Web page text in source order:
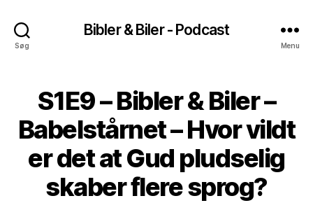
Søg
Bibler & Biler - Podcast
Menu
S1E9 – Bibler & Biler –
Babelstårnet – Hvor vildt
er det at Gud pludselig
skaber flere sprog?